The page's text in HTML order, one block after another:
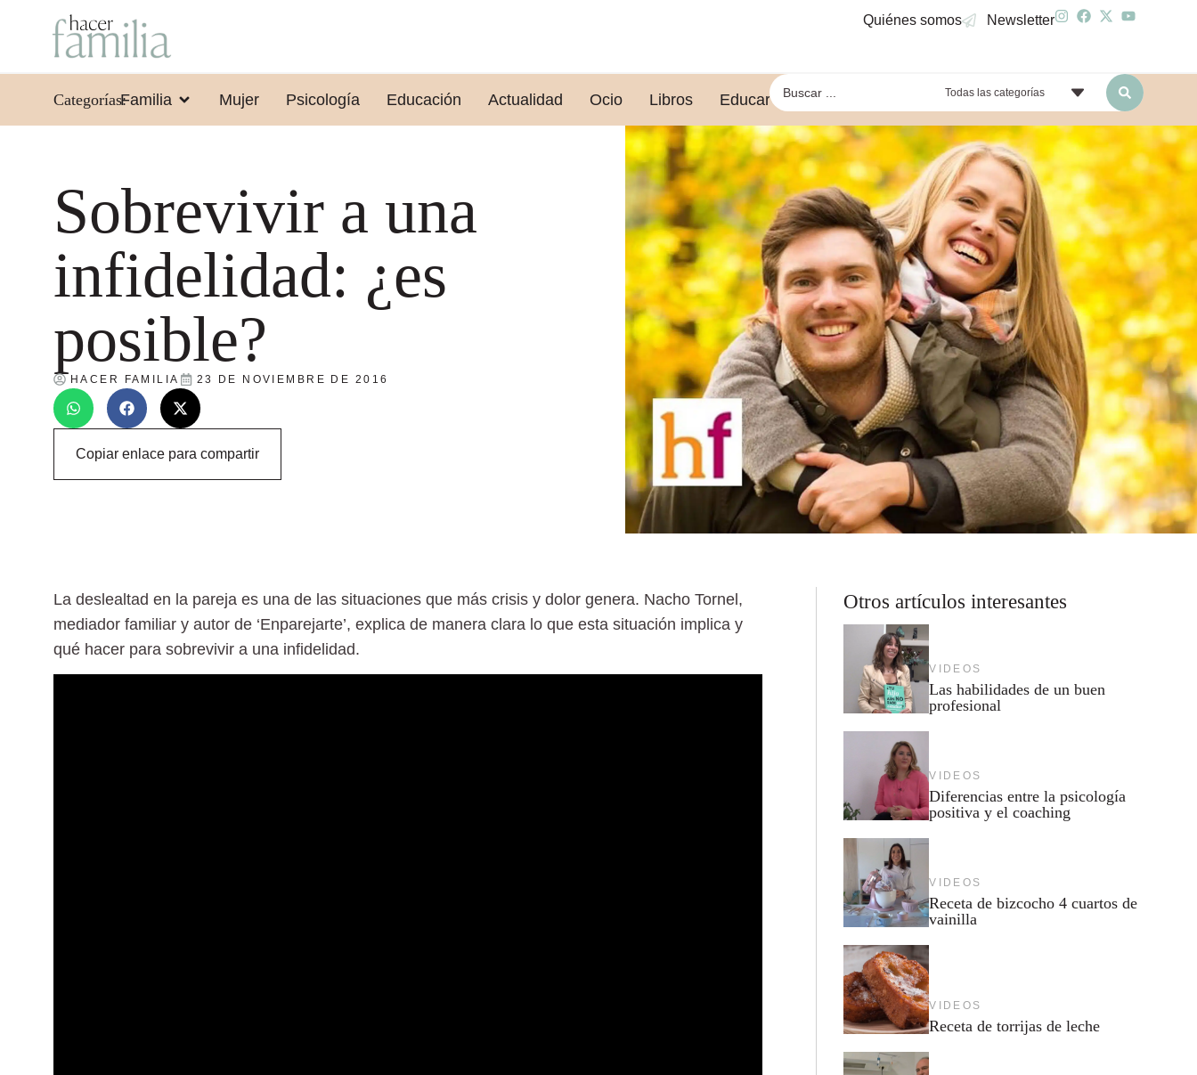
Quiénes somos Newsletter
Categorías:Familia Mujer Psicología Educación Actualidad Ocio Libros Educar leyendo Todas las categorías
Sobrevivir a una
infidelidad: ¿es
posible?
HACER FAMILIA 23 DE NOVIEMBRE DE 2016
Copiar enlace para compartir
La deslealtad en la pareja es una de las situaciones que más crisis y dolor genera. Nacho Tornel,
mediador familiar y autor de ‘Enparejarte’, explica de manera clara lo que esta situación implica y
qué hacer para sobrevivir a una infidelidad.
Otros artículos interesantes
VIDEOS
Las habilidades de un buen
profesional
VIDEOS
Diferencias entre la psicología
positiva y el coaching
VIDEOS
Receta de bizcocho 4 cuartos de
vainilla
VIDEOS
Receta de torrijas de leche